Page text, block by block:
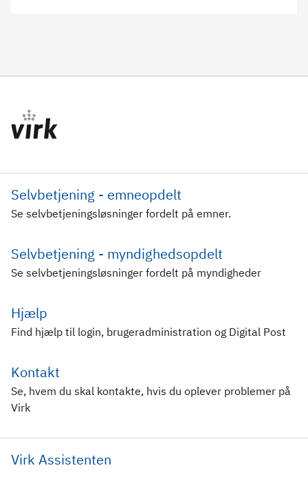
Selvbetjening - emneopdelt
Se selvbetjeningsløsninger fordelt på emner.
Selvbetjening - myndighedsopdelt
Se selvbetjeningsløsninger fordelt på myndigheder
Hjælp
Find hjælp til login, brugeradministration og Digital Post
Kontakt
Se, hvem du skal kontakte, hvis du oplever problemer på
Virk
Virk Assistenten